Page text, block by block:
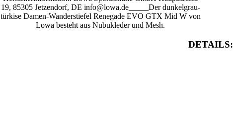
19, 85305 Jetzendorf, DE info@lowa.de_____Der dunkelgrau-
türkise Damen-Wanderstiefel Renegade EVO GTX Mid W von
Lowa besteht aus Nubukleder und Mesh.
DETAILS: